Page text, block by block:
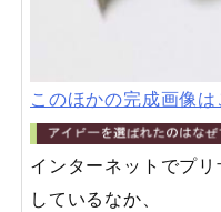
このほかの完成画像は
インターネットでプ
しているなか、